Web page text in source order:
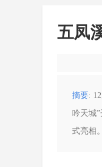
五凤
摘要:
吟天城
式亮相。